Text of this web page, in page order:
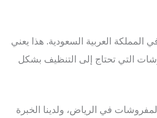
العربية السعودية. هذا يعني
التي تحتاج إلى التنظيف بشكل
في الرياض، ولدينا الخبرة